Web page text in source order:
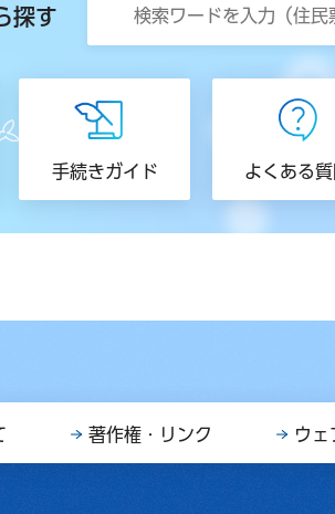
探す
手続きガイド よくある質
著作権・リンク ウェ